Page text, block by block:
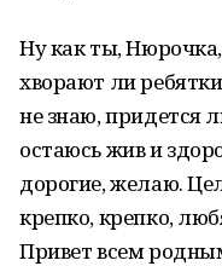
Ну как ты,
хворают ли
не знаю, придется
остаюсь жив и
дорогие, желаю.
крепко, крепко,
Привет всем